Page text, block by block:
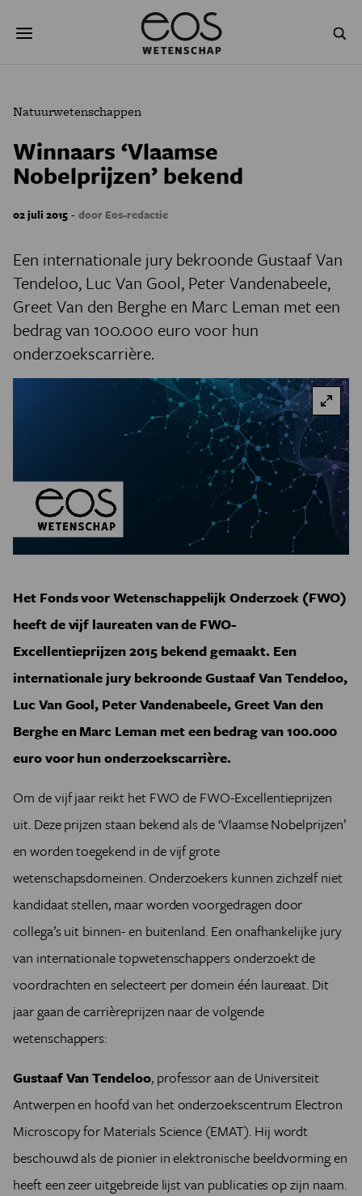
naar
NATUURWETENSCHAPPEN GESCHIEDENIS
PSYCHE & BREIN
JONGE UITDAGERS
Natuurwetenschappen
Winnaars ‘Vlaamse
Nobelprijzen’ bekend
02 juli 2015 - door Eos-redactie
Een internationale jury bekroonde Gustaaf Van
Tendeloo, Luc Van Gool, Peter Vandenabeele,
Greet Van den Berghe en Marc Leman met een
bedrag van 100.000 euro voor hun
onderzoekscarrière.
Het Fonds voor Wetenschappelijk Onderzoek (FWO)
heeft de vijf laureaten van de FWO-
Excellentieprijzen 2015 bekend gemaakt. Een
internationale jury bekroonde Gustaaf Van Tendeloo,
Luc Van Gool, Peter Vandenabeele, Greet Van den
Berghe en Marc Leman met een bedrag van 100.000
euro voor hun onderzoekscarrière.
Om de vijf jaar reikt het FWO de FWO-Excellentieprijzen
uit. Deze prijzen staan bekend als de ‘Vlaamse Nobelprijzen’
en worden toegekend in de vijf grote
wetenschapsdomeinen. Onderzoekers kunnen zichzelf niet
kandidaat stellen, maar worden voorgedragen door
collega’s uit binnen- en buitenland. Een onafhankelijke jury
van internationale topwetenschappers onderzoekt de
voordrachten en selecteert per domein één laureaat. Dit
jaar gaan de carrièreprijzen naar de volgende
wetenschappers:
Gustaaf Van Tendeloo, professor aan de Universiteit
Antwerpen en hoofd van het onderzoekscentrum Electron
Microscopy for Materials Science (EMAT). Hij wordt
beschouwd als de pionier in elektronische beeldvorming en
heeft een zeer uitgebreide lijst van publicaties op zijn naam.